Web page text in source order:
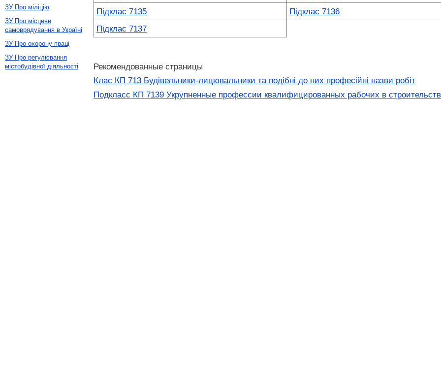
Підклас 7135
Підклас 7136
Підклас 7137
Рекомендованные страницы
Клас КП 713 Будівельники-лицювальники та подібні до них професійні назви робіт
Подкласс КП 7139 Укрупненные профессии квалифицированных рабочих в
ЗУ Про міліцію
ЗУ Про місцеве
самоврядування в Україні
ЗУ Про охорону праці
ЗУ Про регулювання
містобудівної діяльності